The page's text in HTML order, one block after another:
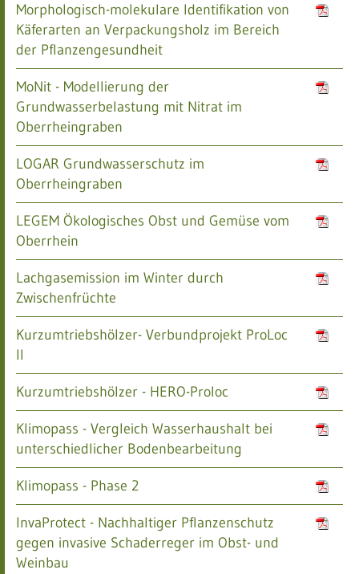
Morphologisch-molekulare Identifikation von
Käferarten an Verpackungsholz im Bereich
der Pflanzengesundheit
MoNit - Modellierung der
Grundwasserbelastung mit Nitrat im
Oberrheingraben
LOGAR Grundwasserschutz im
Oberrheingraben
LEGEM Ökologisches Obst und Gemüse vom
Oberrhein
Lachgasemission im Winter durch
Zwischenfrüchte
Kurzumtriebshölzer- Verbundprojekt ProLoc
II
Kurzumtriebshölzer - HERO-Proloc
Klimopass - Vergleich Wasserhaushalt bei
unterschiedlicher Bodenbearbeitung
Klimopass - Phase 2
InvaProtect - Nachhaltiger Pflanzenschutz
gegen invasive Schaderreger im Obst- und
Weinbau